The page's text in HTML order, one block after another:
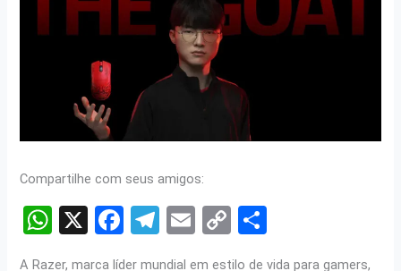
Compartilhe com seus amigos:
W X
F
T
E
C
A Razer, marca líder mundial em estilo de vida para gamers,